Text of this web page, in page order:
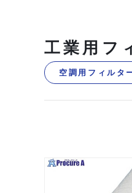
工業用フ
空調用フィルタ